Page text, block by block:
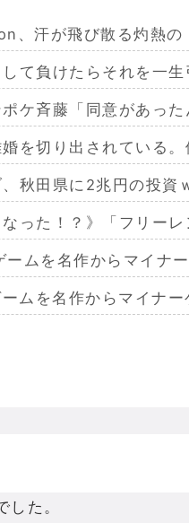
、汗が飛び散る灼熱
て負けたらそれを一
ポケ斉藤「同意があっ
を切り出されている
、秋田県に2兆円の投資
なった！？》「フリー
ムを名作からマイナ
ムを名作からマイナ
ームを名作からマイナ
た。